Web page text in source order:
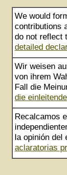
We would
contributions
do not reflect
detailed
Wir weisen
von ihrem
Fall die
die
Recalcamos
la opinión del
aclaratorias